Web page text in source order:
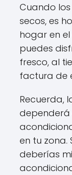
Cuando
secos, es
hogar en
puedes
fresco, al
factura de
Recuerda,
dependerá
en tu zona.
deberías